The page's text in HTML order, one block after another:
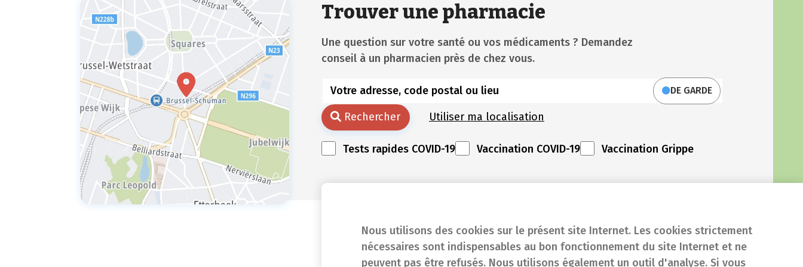
Nous utilisons des cookies sur le présent site Internet. Les cookies strictement
nécessaires sont indispensables au bon fonctionnement du site Internet et ne
peuvent pas être refusés. Nous utilisons également un outil d'analyse. Si vous
Trouver une pharmacie
Une question sur votre santé ou vos médicaments ? Demandez
conseil à un pharmacien près de chez vous.
DE GARDE
Rechercher Utiliser ma localisation
Tests rapides COVID-19 Vaccination COVID-19 Vaccination Grippe